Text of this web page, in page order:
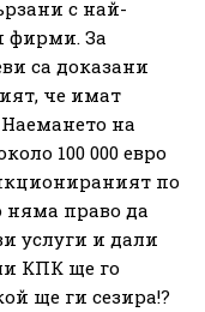
с най-
фирми. За
са доказани
че имат
на
100 000 евро
по
няма право да
услуги и дали
КПК ще го
ще ги сезира!?